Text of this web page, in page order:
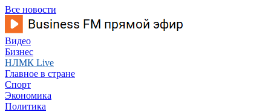
Все новости
Видео
Бизнес
НЛМК Live
Главное в стране
Спорт
Экономика
Политика